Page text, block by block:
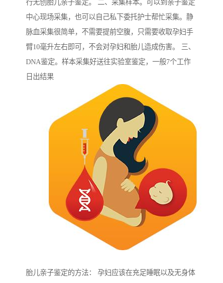
行无创胎儿亲子鉴定。 二、采集样本。可以到亲子鉴定
中心现场采集，也可以自己私下委托护士帮忙采集。静
脉血采集很简单，不需要提前空腹，只需要收取孕妇手
臂10毫升左右即可，不会对孕妇和胎儿造成伤害。 三、
DNA鉴定。样本采集好送往实验室鉴定，一般7个工作
日出结果
胎儿亲子鉴定的方法： 孕妇应该在充足睡眠以及无身体